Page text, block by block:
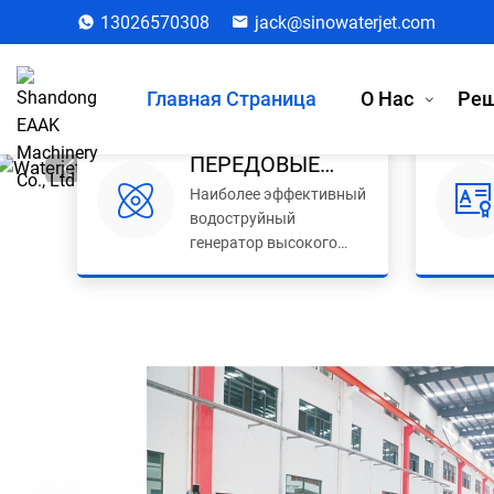
13026570308 jack@sinowaterjet.com
Главная Страница О Нас
ПЕРЕДОВЫЕ
ТЕХНОЛОГИИ
Наиболее эффективный
водоструйный
генератор высокого